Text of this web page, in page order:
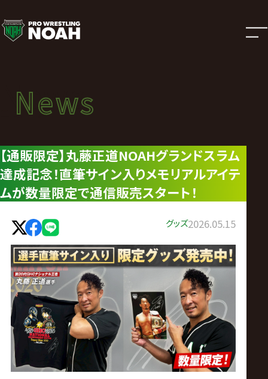
ニ
ュ
ー
ス
|
プ
ロ
レ
ス
リ
ン
News
ニュース
News
【通販限定】丸藤正道NOAHグランドスラム
達成記念！直筆サイン入りメモリアルアイテ
ムが数量限定で通信販売スタート！
グッズ2026.05.15